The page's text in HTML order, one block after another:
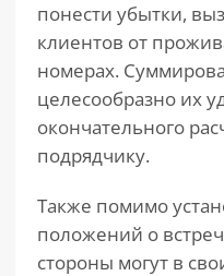
понести убытки,
клиентов от
номерах.
целесообразно их
окончательного
подрядчику.
Также помимо
положений о
стороны могут в